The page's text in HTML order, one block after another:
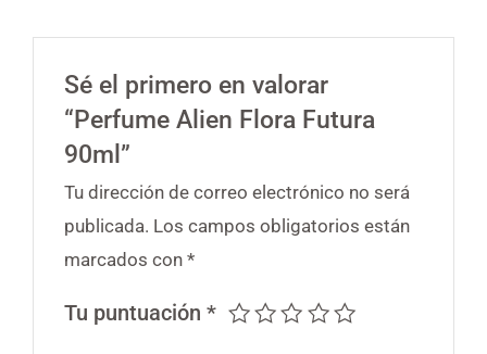
Sé el primero en valorar
“Perfume Alien Flora Futura
90ml”
Tu dirección de correo electrónico no será
publicada. Los campos obligatorios están
marcados con*
Tu puntuación*